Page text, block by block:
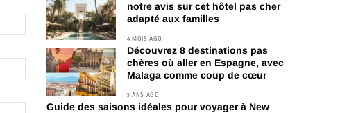
notre avis sur cet hôtel pas cher
adapté aux familles
4 MOIS AGO
Découvrez 8 destinations pas
chères où aller en Espagne, avec
Malaga comme coup de cœur
3 ANS AGO
Guide des saisons idéales pour voyager à New